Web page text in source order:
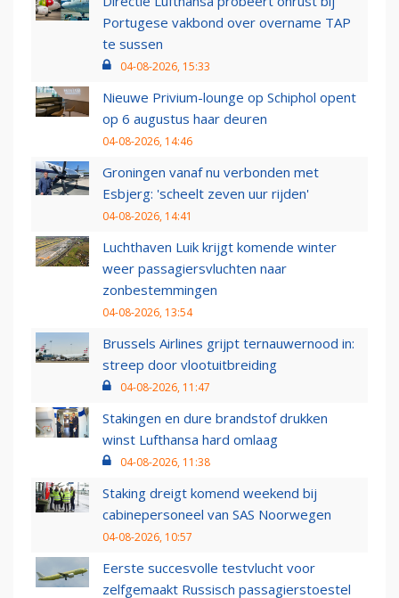
Portugese vakbond over overname TAP
te sussen
04-08-2026, 15:33
Nieuwe Privium-lounge op Schiphol opent
op 6 augustus haar deuren
04-08-2026, 14:46
Groningen vanaf nu verbonden met
Esbjerg: 'scheelt zeven uur rijden'
04-08-2026, 14:41
Luchthaven Luik krijgt komende winter
weer passagiersvluchten naar
zonbestemmingen
04-08-2026, 13:54
Brussels Airlines grijpt ternauwernood in:
streep door vlootuitbreiding
04-08-2026, 11:47
Stakingen en dure brandstof drukken
winst Lufthansa hard omlaag
04-08-2026, 11:38
Staking dreigt komend weekend bij
cabinepersoneel van SAS Noorwegen
04-08-2026, 10:57
Eerste succesvolle testvlucht voor
zelfgemaakt Russisch passagierstoestel